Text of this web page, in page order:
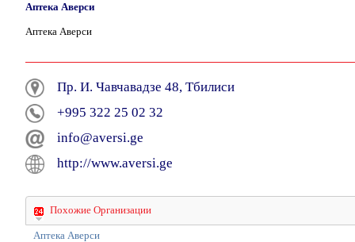
Аптека Аверси
Аптека Аверси
Пр. И. Чавчавадзе 48, Тбилиси
+995 322 25 02 32
info@aversi.ge
http://www.aversi.ge
Похожие Организации
Аптека Аверси